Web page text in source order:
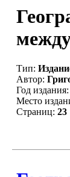
Тип:
Автор:
Год издания:
Место
Страниц: 23